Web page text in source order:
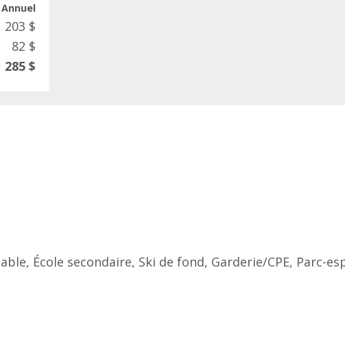
Annuel
203 $
82 $
285 $
École secondaire, Ski de fond, Garderie/CPE, Parc-